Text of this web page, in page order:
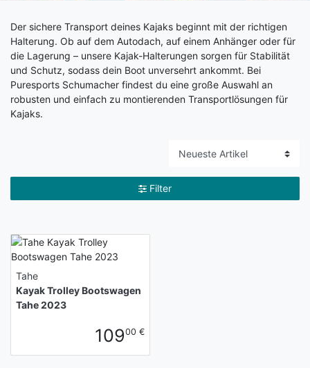
Der sichere Transport deines Kajaks beginnt mit der richtigen
Halterung. Ob auf dem Autodach, auf einem Anhänger oder für
die Lagerung – unsere Kajak-Halterungen sorgen für Stabilität
und Schutz, sodass dein Boot unversehrt ankommt. Bei
Puresports Schumacher findest du eine große Auswahl an
robusten und einfach zu montierenden Transportlösungen für
Kajaks.
Filter
Tahe
Kayak Trolley Bootswagen
Tahe 2023
10900 €